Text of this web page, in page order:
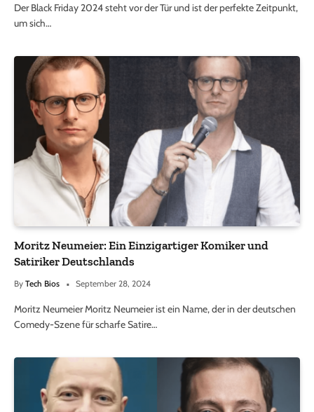
Der Black Friday 2024 steht vor der Tür und ist der perfekte Zeitpunkt,
um sich…
Moritz Neumeier: Ein Einzigartiger Komiker und
Satiriker Deutschlands
By Tech Bios September 28, 2024
Moritz Neumeier Moritz Neumeier ist ein Name, der in der deutschen
Comedy-Szene für scharfe Satire…